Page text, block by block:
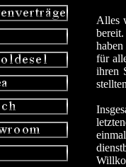
Alles
für
ihren